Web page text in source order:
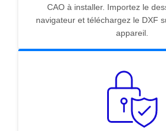
CAO à installer. Importez le
navigateur et téléchargez le DXF
appareil.